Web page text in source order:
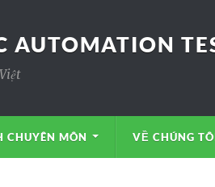
AUTOMATION
CHUYÊN MÔN VỀ CHÚNG